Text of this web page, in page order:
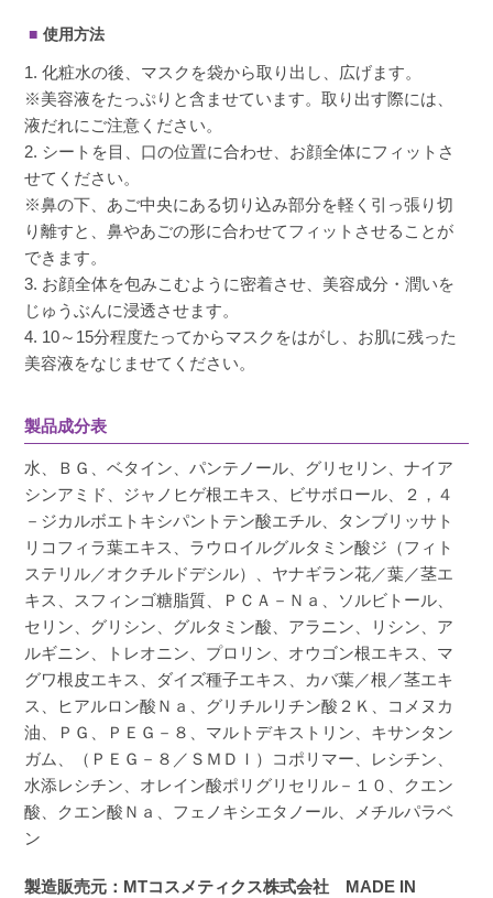
使用方法
1. 化粧水の後、マスクを袋から取り出し、広げます。
※美容液をたっぷりと含ませています。取り出す際には、
液だれにご注意ください。
2. シートを目、口の位置に合わせ、お顔全体にフィットさ
せてください。
※鼻の下、あご中央にある切り込み部分を軽く引っ張り切
り離すと、鼻やあごの形に合わせてフィットさせることが
できます。
3. お顔全体を包みこむように密着させ、美容成分・潤いを
じゅうぶんに浸透させます。
4. 10～15分程度たってからマスクをはがし、お肌に残った
美容液をなじませてください。
製品成分表
水、ＢＧ、ベタイン、パンテノール、グリセリン、ナイア
シンアミド、ジャノヒゲ根エキス、ビサボロール、２，４
－ジカルボエトキシパントテン酸エチル、タンブリッサト
リコフィラ葉エキス、ラウロイルグルタミン酸ジ（フィト
ステリル／オクチルドデシル）、ヤナギラン花／葉／茎エ
キス、スフィンゴ糖脂質、ＰＣＡ－Ｎａ、ソルビトール、
セリン、グリシン、グルタミン酸、アラニン、リシン、ア
ルギニン、トレオニン、プロリン、オウゴン根エキス、マ
グワ根皮エキス、ダイズ種子エキス、カバ葉／根／茎エキ
ス、ヒアルロン酸Ｎａ、グリチルリチン酸２Ｋ、コメヌカ
油、ＰＧ、ＰＥＧ－８、マルトデキストリン、キサンタン
ガム、（ＰＥＧ－８／ＳＭＤＩ）コポリマー、レシチン、
水添レシチン、オレイン酸ポリグリセリル－１０、クエン
酸、クエン酸Ｎａ、フェノキシエタノール、メチルパラベ
ン
製造販売元：MTコスメティクス株式会社 MADE IN